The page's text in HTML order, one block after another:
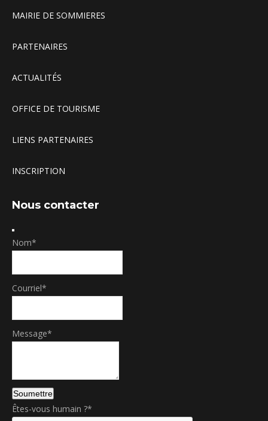
MAIRIE DE SOMMIERES
PARTENAIRES
ACTUALITÉS
OFFICE DE TOURISME
LIENS PARTENAIRES
INSCRIPTION
Nous contacter
Nom*
Courriel*
Message*
Soumettre
Êtes-vous humain ?*